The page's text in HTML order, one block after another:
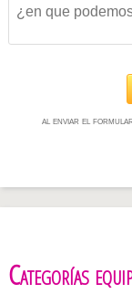
al enviar el
Categorías